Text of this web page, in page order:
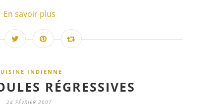
En savoir plus
INDIENNE
RÉGRESSIVES
24 FÉVRIER 2007